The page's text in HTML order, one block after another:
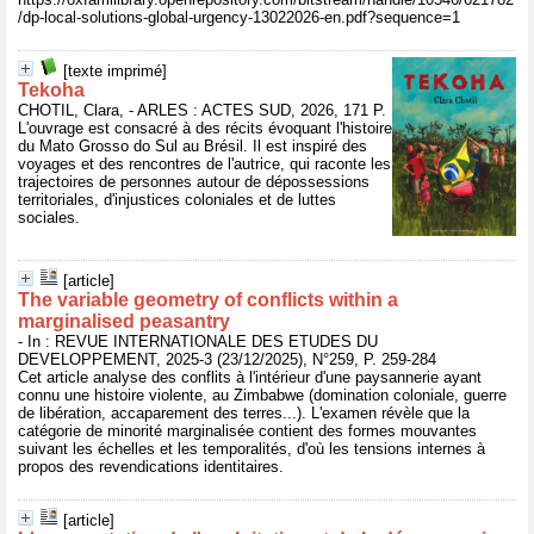
/dp-local-solutions-global-urgency-13022026-en.pdf?sequence=1
[texte imprimé]
Tekoha
CHOTIL, Clara, - ARLES : ACTES SUD, 2026, 171 P.
L'ouvrage est consacré à des récits évoquant l'histoire
du Mato Grosso do Sul au Brésil. Il est inspiré des
voyages et des rencontres de l'autrice, qui raconte les
trajectoires de personnes autour de dépossessions
territoriales, d'injustices coloniales et de luttes
sociales.
[article]
The variable geometry of conflicts within a
marginalised peasantry
- In : REVUE INTERNATIONALE DES ETUDES DU
DEVELOPPEMENT, 2025-3 (23/12/2025), N°259, P. 259-284
Cet article analyse des conflits à l'intérieur d'une paysannerie ayant
connu une histoire violente, au Zimbabwe (domination coloniale, guerre
de libération, accaparement des terres...). L'examen révèle que la
catégorie de minorité marginalisée contient des formes mouvantes
suivant les échelles et les temporalités, d'où les tensions internes à
propos des revendications identitaires.
[article]